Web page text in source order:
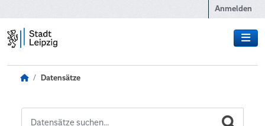
Anmelden
Datensätze